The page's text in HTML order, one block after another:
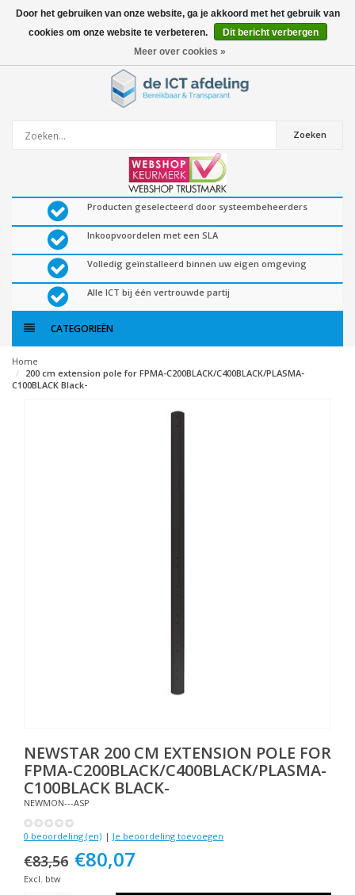
0artikelen
Zoeken
Producten geselecteerd door systeembeheerders
Inkoopvoordelen met een SLA
Volledig geïnstalleerd binnen uw eigen omgeving
Alle ICT bij één vertrouwde partij
CATEGORIEËN
Home
200 cm extension pole for FPMA-C200BLACK/C400BLACK/PLASMA-
C100BLACK Black-
NEWSTAR 200 CM EXTENSION POLE FOR
FPMA-C200BLACK/C400BLACK/PLASMA-
C100BLACK BLACK-
NEWMON---ASP
0 beoordeling (en) | Je beoordeling toevoegen
€83,56 €80,07
Excl. btw
Door het gebruiken van onze website, ga je akkoord met het gebruik van
cookies om onze website te verbeteren.
Dit bericht verbergen
Meer over cookies »